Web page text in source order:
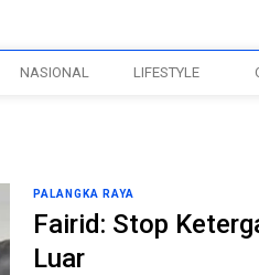
NASIONAL LIFESTYLE
PALANGKA RAYA
Fairid: Stop
Luar